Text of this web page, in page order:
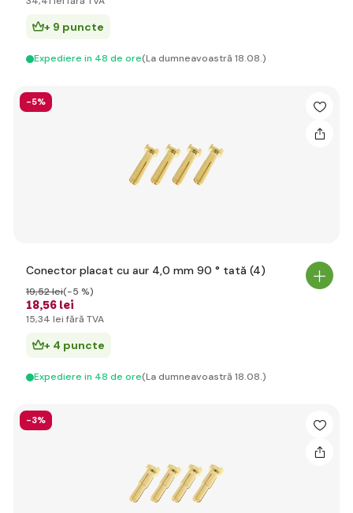
+ 9 puncte
Expediere in 48 de ore(La dumneavoastră 18.08.)
-5%
Conector placat cu aur 4,0 mm 90 ° tată (4)
18,56 lei
19,52 lei(-5 %)
15,34 lei fără TVA
+ 4 puncte
Expediere in 48 de ore(La dumneavoastră 18.08.)
-3%